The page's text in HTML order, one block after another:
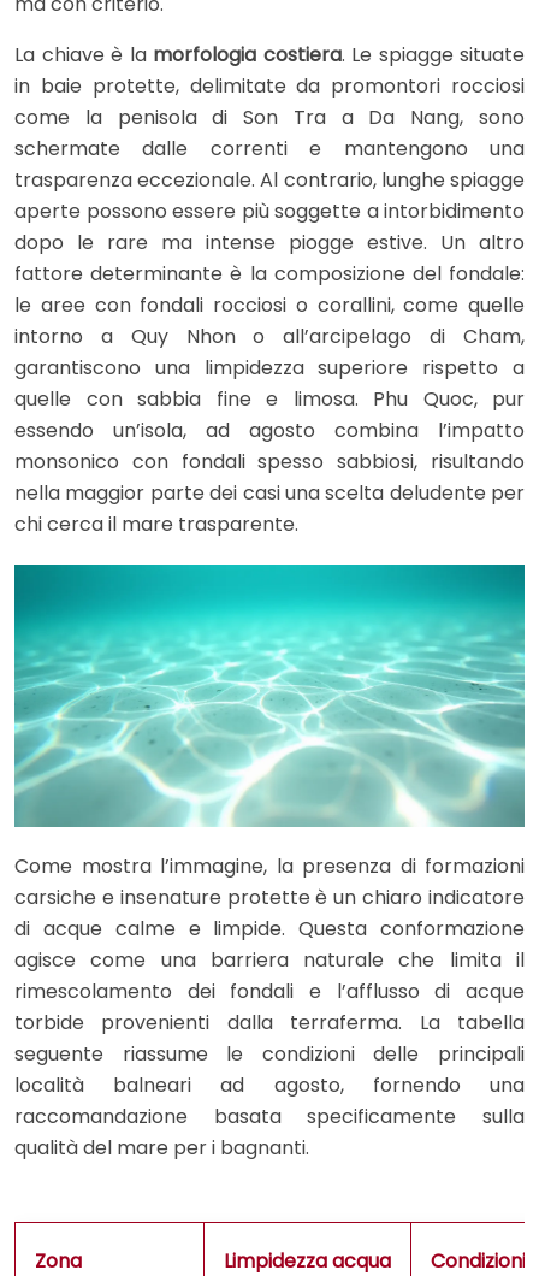
La chiave è la morfologia costiera. Le spiagge situate
in baie protette, delimitate da promontori rocciosi
come la penisola di Son Tra a Da Nang, sono
schermate dalle correnti e mantengono una
trasparenza eccezionale. Al contrario, lunghe spiagge
aperte possono essere più soggette a intorbidimento
dopo le rare ma intense piogge estive. Un altro
fattore determinante è la composizione del fondale:
le aree con fondali rocciosi o corallini, come quelle
intorno a Quy Nhon o all’arcipelago di Cham,
garantiscono una limpidezza superiore rispetto a
quelle con sabbia fine e limosa. Phu Quoc, pur
essendo un’isola, ad agosto combina l’impatto
monsonico con fondali spesso sabbiosi, risultando
nella maggior parte dei casi una scelta deludente per
chi cerca il mare trasparente.
Come mostra l’immagine, la presenza di formazioni
carsiche e insenature protette è un chiaro indicatore
di acque calme e limpide. Questa conformazione
agisce come una barriera naturale che limita il
rimescolamento dei fondali e l’afflusso di acque
torbide provenienti dalla terraferma. La tabella
seguente riassume le condizioni delle principali
località balneari ad agosto, fornendo una
raccomandazione basata specificamente sulla
qualità del mare per i bagnanti.
Zona Limpidezza acqua Condizioni